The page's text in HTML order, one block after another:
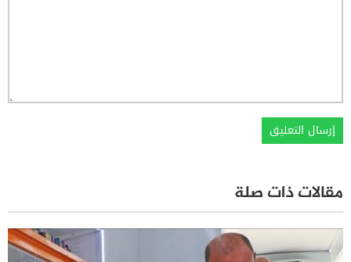
مقالات ذات صلة